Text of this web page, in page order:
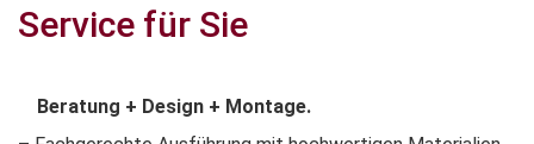
Service für Sie
Beratung + Design + Montage.